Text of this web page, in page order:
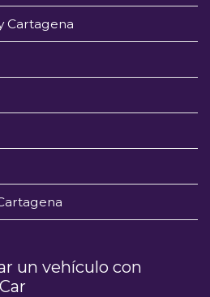
Cartagena
un vehículo con